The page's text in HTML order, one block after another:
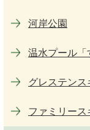
河岸公園
温水プール「
グレステンス
ファミリース